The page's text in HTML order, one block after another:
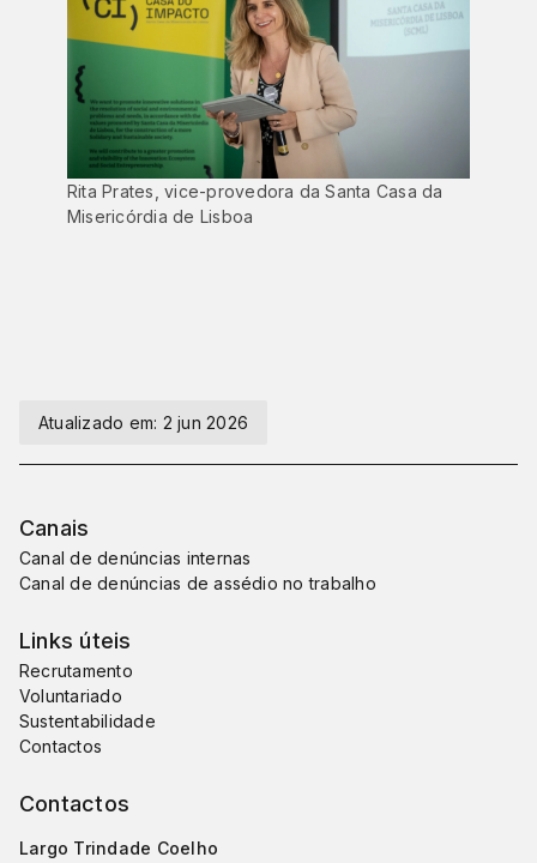
Rita Prates, vice-provedora da Santa Casa da
Misericórdia de Lisboa
Atualizado em: 2 jun 2026
Canais
Canal de denúncias internas
Canal de denúncias de assédio no trabalho
Links úteis
Recrutamento
Voluntariado
Sustentabilidade
Contactos
Contactos
Largo Trindade Coelho